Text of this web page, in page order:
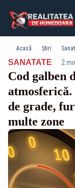
Acasă Știri
SANATATE· 2
Cod galben
de grade,
multe zone